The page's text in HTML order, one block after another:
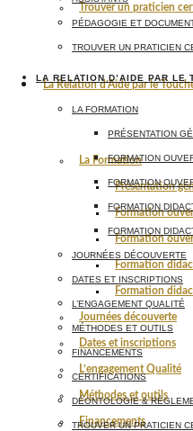
Trouver un praticien
La Relation d’Aide par le
La Formation
Présentation
Formation
Formation
Formation
Formation
Journées découverte
Dates et inscriptions
L’engagement Qualité
Méthodes et outils
Financements
PÉDAGOGIE ET
TROUVER UN PRATICIEN
LA RELATION D’AIDE PAR LE
LA FORMATION
PRÉSENTATION
FORMATION
FORMATION
FORMATION
FORMATION
JOURNÉES DÉCOUVERTE
DATES ET INSCRIPTIONS
L’ENGAGEMENT QUALITÉ
MÉTHODES ET OUTILS
FINANCEMENTS
CERTIFICATIONS
DÉONTOLOGIE &
TROUVER UN PRATICIEN